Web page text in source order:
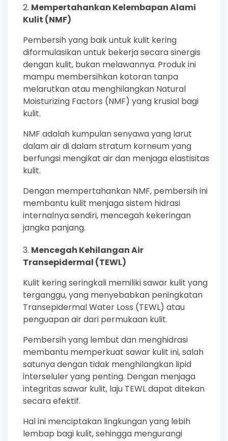
Mempertahankan Kelembapan Alami
Kulit (NMF)
Pembersih yang baik untuk kulit kering
diformulasikan untuk bekerja secara sinergis
dengan kulit, bukan melawannya. Produk ini
mampu membersihkan kotoran tanpa
melarutkan atau menghilangkan Natural
Moisturizing Factors (NMF) yang krusial bagi
kulit.
NMF adalah kumpulan senyawa yang larut
dalam air di dalam stratum korneum yang
berfungsi mengikat air dan menjaga elastisitas
kulit.
Dengan mempertahankan NMF, pembersih ini
membantu kulit menjaga sistem hidrasi
internalnya sendiri, mencegah kekeringan
jangka panjang.
Mencegah Kehilangan Air
Transepidermal (TEWL)
Kulit kering seringkali memiliki sawar kulit yang
terganggu, yang menyebabkan peningkatan
Transepidermal Water Loss (TEWL) atau
penguapan air dari permukaan kulit.
Pembersih yang lembut dan menghidrasi
membantu memperkuat sawar kulit ini, salah
satunya dengan tidak menghilangkan lipid
interseluler yang penting. Dengan menjaga
integritas sawar kulit, laju TEWL dapat ditekan
secara efektif.
Hal ini menciptakan lingkungan yang lebih
lembap bagi kulit, sehingga mengurangi